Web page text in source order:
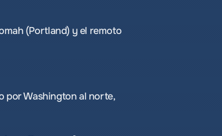
(Portland) y el remoto
por Washington al norte,